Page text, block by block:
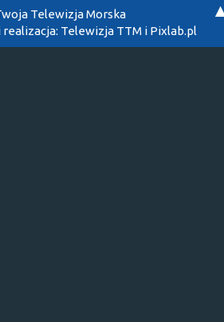
Telewizja Morska
Telewizja TTM i Pixlab.pl